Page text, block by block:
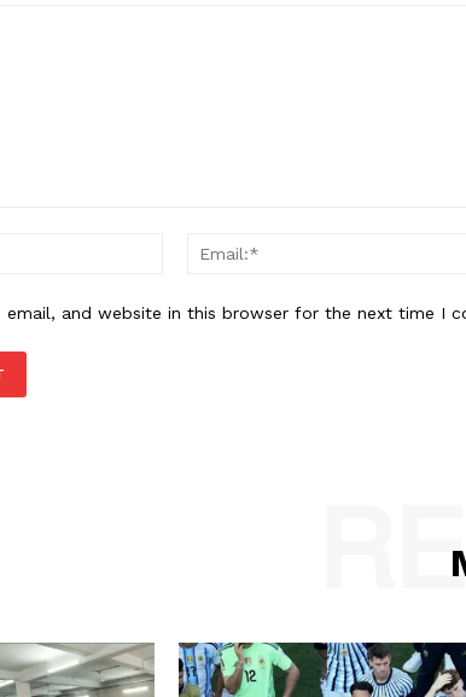
Name:*
email, and website in this browser for the next time I